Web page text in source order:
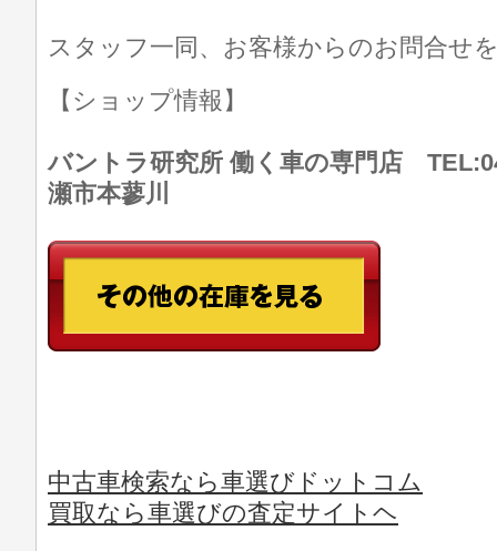
スタッフ一同、お客様からのお問合せ
【ショップ情報】
バントラ研究所 働く車の専門店
瀬市本蓼川
中古車検索なら車選びドットコム
買取なら車選びの査定サイトヘ